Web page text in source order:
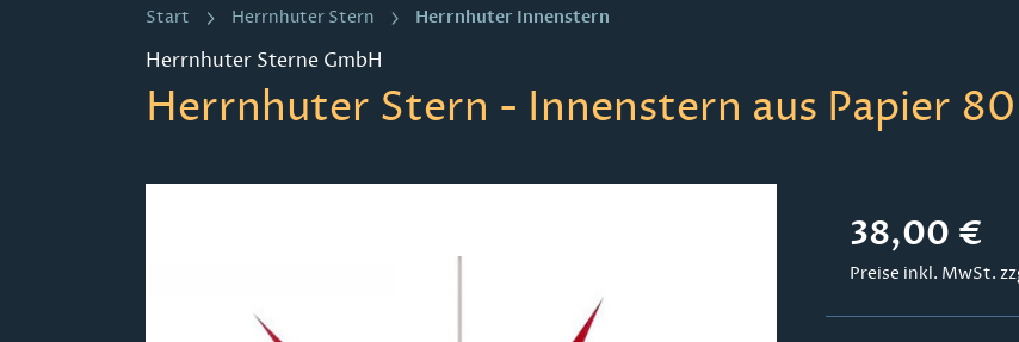
Start Herrnhuter Stern Herrnhuter Innenstern
Herrnhuter Sterne GmbH
Herrnhuter Stern - Innenstern aus Papier
Regulärer Preis:
38,00 €
Preise inkl. MwSt.